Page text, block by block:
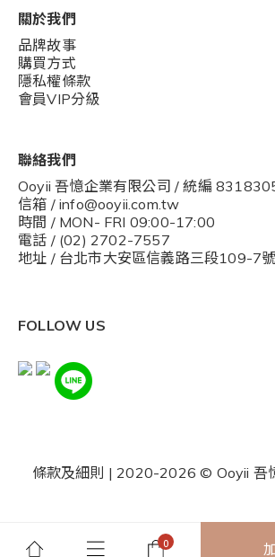
關於我們
品牌故事
購買方式
隱私權條款
會員VIP分級
聯絡我們
Ooyii 吾憶企業有限公司 / 統編
信箱 / info@ooyii.com.tw
時間 / MON- FRI 09:00-17:00
電話 / (02) 2702-7557
地址 / 台北市大安區信義路三段109-7
FOLLOW US
條款及細則 | 2020-2026 © Ooyii 吾